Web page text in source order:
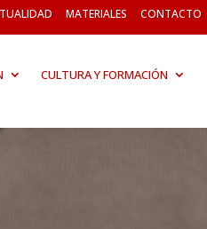
MATERIALES CONTACTO
CULTURA Y FORMACIÓN